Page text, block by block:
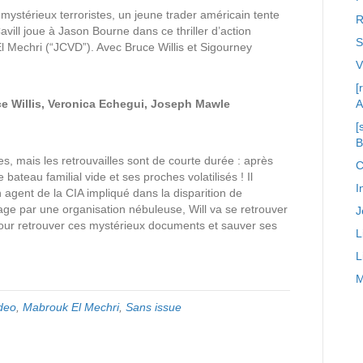
terroristes, un jeune trader américain tente
joue à Jason Bourne dans ce thriller d’action
(“JCVD”). Avec Bruce Willis et Sigourney
Willis, Veronica Echegui, Joseph Mawle
mais les retrouvailles sont de courte durée : après
bateau familial vide et ses proches volatilisés ! Il
de la CIA impliqué dans la disparition de
par une organisation nébuleuse, Will va se retrouver
retrouver ces mystérieux documents et sauver ses
Mabrouk El Mechri, Sans issue